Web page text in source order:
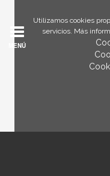
Utilizamos cookies
servicios. Más
MENÚ